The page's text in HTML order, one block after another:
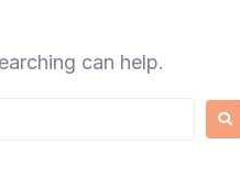
can help.